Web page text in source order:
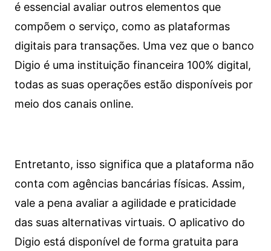
é essencial avaliar outros elementos que
compõem o serviço, como as plataformas
digitais para transações. Uma vez que o banco
Digio é uma instituição financeira 100% digital,
todas as suas operações estão disponíveis por
meio dos canais online.
Entretanto, isso significa que a plataforma não
conta com agências bancárias físicas. Assim,
vale a pena avaliar a agilidade e praticidade
das suas alternativas virtuais. O aplicativo do
Digio está disponível de forma gratuita para